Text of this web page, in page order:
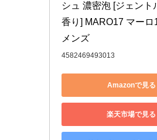
シュ 濃密泡 [ジェント
香り] MARO17 マーロ
メンズ
4582469493013
Amazonで見る
楽天市場で見る